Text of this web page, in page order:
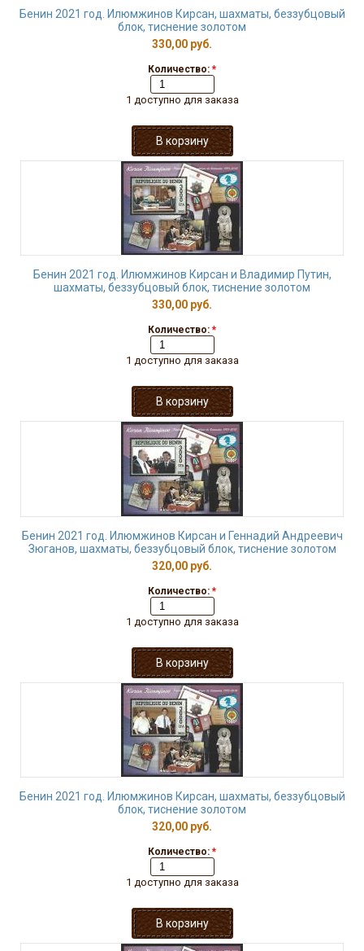
Бенин 2021 год. Илюмжинов Кирсан, шахматы, беззубцовый
блок, тиснение золотом
330,00 руб.
Количество: *
1 доступно для заказа
Бенин 2021 год. Илюмжинов Кирсан и Владимир Путин,
шахматы, беззубцовый блок, тиснение золотом
330,00 руб.
Количество: *
1 доступно для заказа
Бенин 2021 год. Илюмжинов Кирсан и Геннадий Андреевич
Зюганов, шахматы, беззубцовый блок, тиснение золотом
320,00 руб.
Количество: *
1 доступно для заказа
Бенин 2021 год. Илюмжинов Кирсан, шахматы, беззубцовый
блок, тиснение золотом
320,00 руб.
Количество: *
1 доступно для заказа